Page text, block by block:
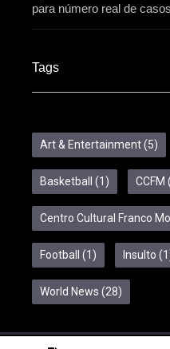
para número real de
Tags
Art & Entertainment(5)
Basketball (1) CCFM
Centro Cultural Franco
Football (1) Insulto
World News (28)